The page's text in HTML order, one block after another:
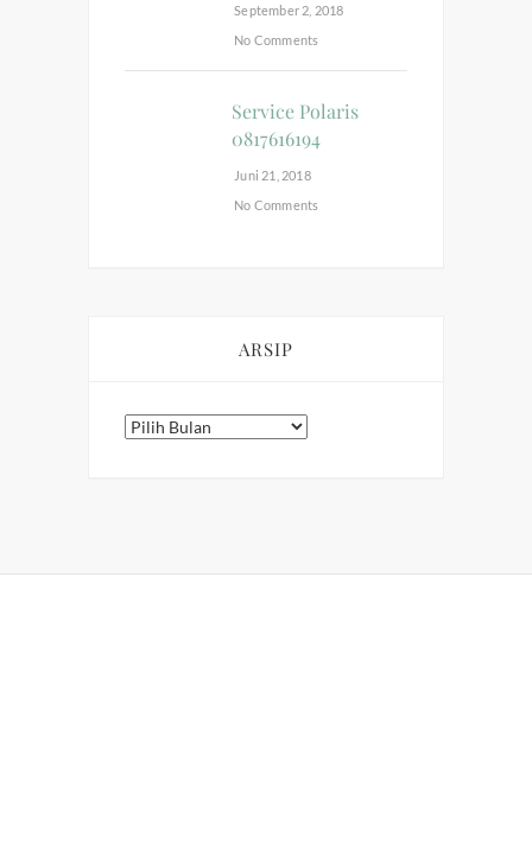
September 2, 2018
No Comments
Service Polaris
0817616194
Juni 21, 2018
No Comments
ARSIP
Arsip